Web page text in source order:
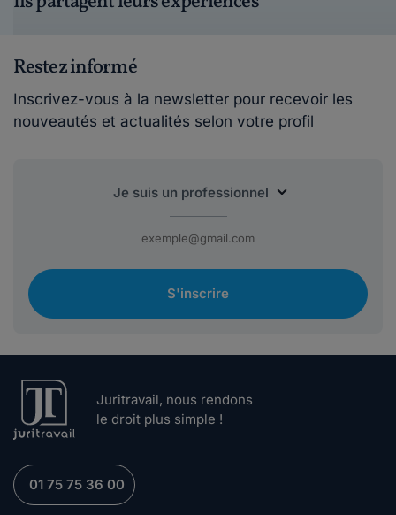
Restez informé
Inscrivez-vous à la newsletter pour recevoir les
nouveautés et actualités selon votre profil
S'inscrire
Juritravail, nous rendons
le droit plus simple !
01 75 75 36 00